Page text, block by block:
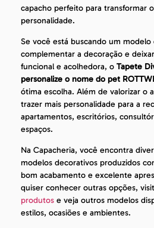
capacho perfeito para transformar
personalidade.
Se você está buscando um modelo
complementar a decoração e
funcional e acolhedora, o Tapete
personalize o nome do pet
ótima escolha. Além de valorizar o
trazer mais personalidade para a
apartamentos, escritórios,
espaços.
Na Capacheria, você encontra
modelos decorativos produzidos
bom acabamento e excelente
quiser conhecer outras opções,
produtos e veja outros modelos
estilos, ocasiões e ambientes.